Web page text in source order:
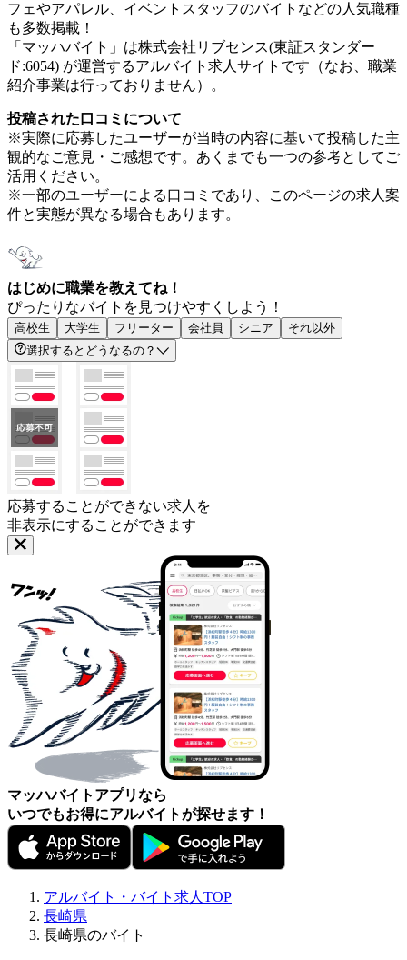
フェやアパレル、イベントスタッフのバイトなどの人気職種
も多数掲載！
「マッハバイト」は株式会社リブセンス(東証スタンダー
ド:6054) が運営するアルバイト求人サイトです（なお、職業
紹介事業は行っておりません）。
投稿された口コミについて
※実際に応募したユーザーが当時の内容に基いて投稿した主
観的なご意見・ご感想です。あくまでも一つの参考としてご
活用ください。
※一部のユーザーによる口コミであり、このページの求人案
件と実態が異なる場合もあります。
はじめに職業を教えてね！
ぴったりなバイトを見つけやすくしよう！
高校生 大学生 フリーター 会社員 シニア
それ以外
選択するとどうなるの？
応募することができない求人を
非表示にすることができます
マッハバイトアプリなら
いつでもお得にアルバイトが探せます！
アルバイト・バイト求人TOP
長崎県
長崎県のバイト